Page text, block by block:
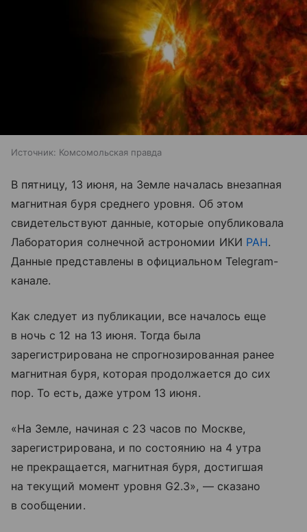
Источник: Комсомольская правда
В пятницу, 13 июня, на Земле началась внезапная
магнитная буря среднего уровня. Об этом
свидетельствуют данные, которые опубликовала
Лаборатория солнечной астрономии ИКИ РАН.
Данные представлены в официальном Telegram-
канале.
Как следует из публикации, все началось еще
в ночь с 12 на 13 июня. Тогда была
зарегистрирована не спрогнозированная ранее
магнитная буря, которая продолжается до сих
пор. То есть, даже утром 13 июня.
«На Земле, начиная с 23 часов по Москве,
зарегистрирована, и по состоянию на 4 утра
не прекращается, магнитная буря, достигшая
на текущий момент уровня G2.3», — сказано
в сообщении.